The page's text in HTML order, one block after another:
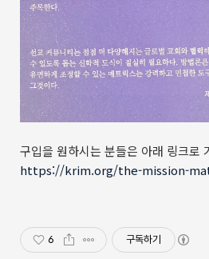
구입을 원하시는 분들은 아래 링크로
https://krim.org/the-mission-
6 구독하기